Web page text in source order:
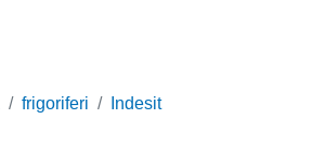
frigoriferi
Indesit